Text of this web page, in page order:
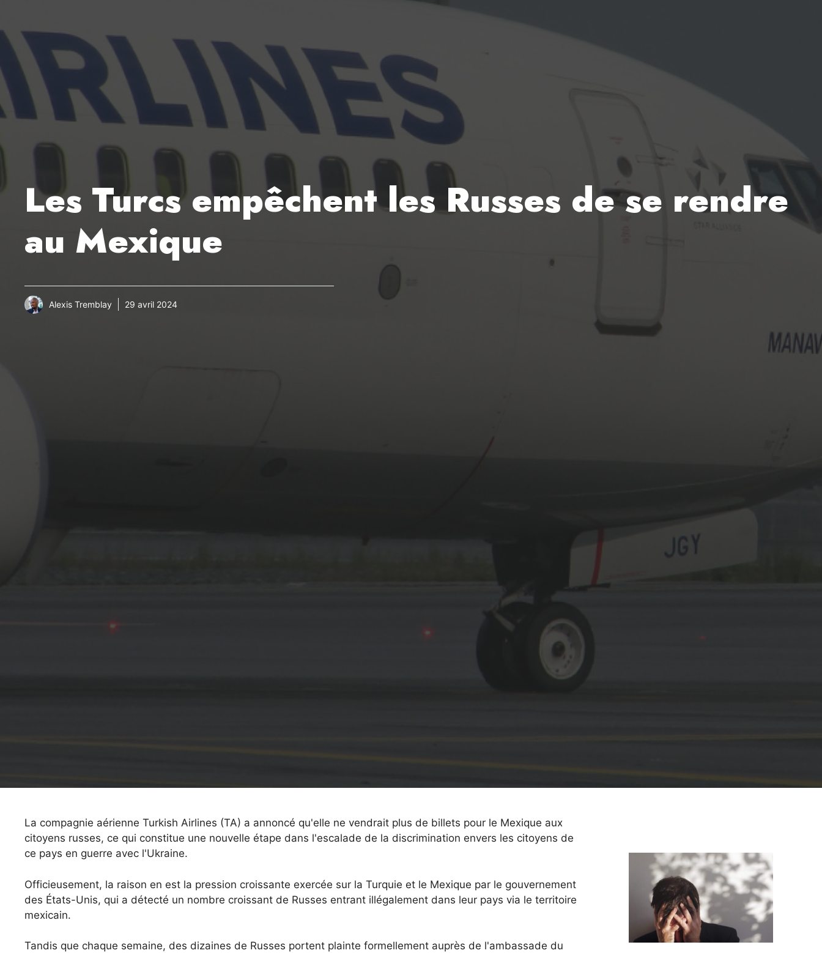
Les Turcs empêchent les Russes de se rendre
au Mexique
Alexis Tremblay 29 avril 2024
La compagnie aérienne Turkish Airlines (TA) a annoncé qu'elle ne vendrait plus de billets pour le Mexique aux
citoyens russes, ce qui constitue une nouvelle étape dans l'escalade de la discrimination envers les citoyens de
ce pays en guerre avec l'Ukraine.
Officieusement, la raison en est la pression croissante exercée sur la Turquie et le Mexique par le gouvernement
des États-Unis, qui a détecté un nombre croissant de Russes entrant illégalement dans leur pays via le territoire
mexicain.
Tandis que chaque semaine, des dizaines de Russes portent plainte formellement auprès de l'ambassade du